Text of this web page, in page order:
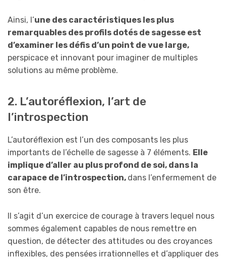
Ainsi, l’une des caractéristiques les plus
remarquables des profils dotés de sagesse est
d’examiner les défis d’un point de vue large,
perspicace et innovant pour imaginer de multiples
solutions au même problème.
2. L’autoréflexion, l’art de
l’introspection
L’autoréflexion est l’un des composants les plus
importants de l’échelle de sagesse à 7 éléments. Elle
implique d’aller au plus profond de soi, dans la
carapace de l’introspection, dans l’enfermement de
son être.
Il s’agit d’un exercice de courage à travers lequel nous
sommes également capables de nous remettre en
question, de détecter des attitudes ou des croyances
inflexibles, des pensées irrationnelles et d’appliquer des